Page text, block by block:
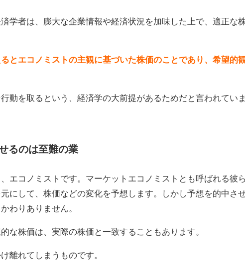
学者は、膨大な企業情報や経済状況を加味した上で、適正な
とエコノミストの主観に基づいた株価のことであり、希望的
動を取るという、経済学の大前提があるためだと言われてい
るのは至難の業
エコノミストです。マーケットエコノミストとも呼ばれる彼
にして、株価などの変化を予想します。しかし予想を的中さ
わりありません。
な株価は、実際の株価と一致することもあります。
離れてしまうものです。